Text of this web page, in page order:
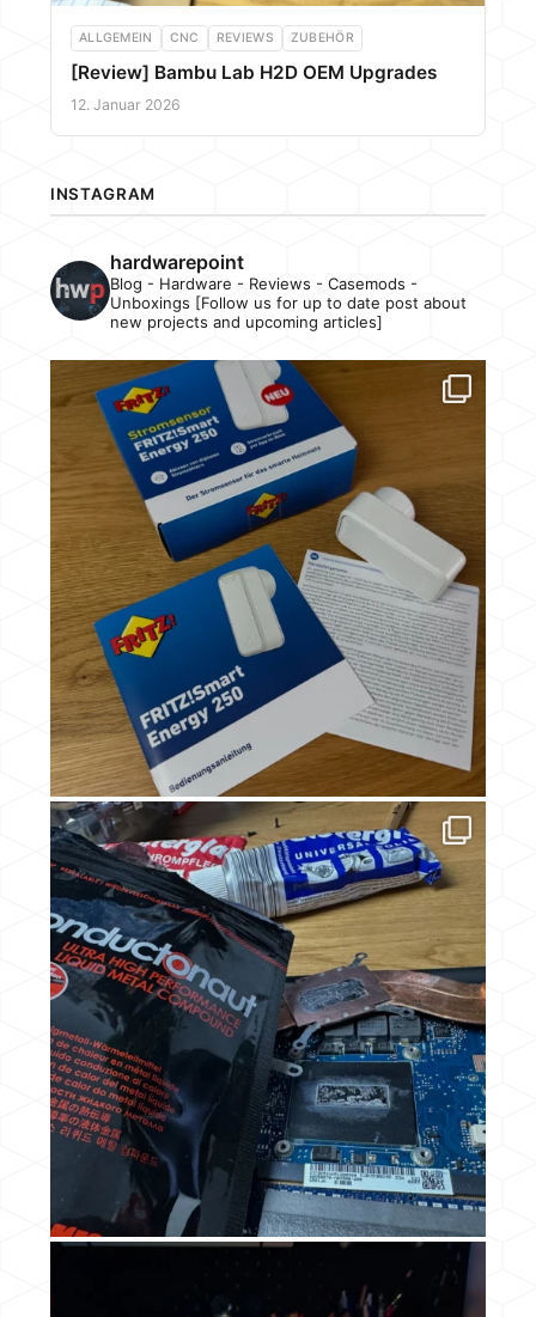
ALLGEMEIN CNC REVIEWS ZUBEHÖR
[Review] Bambu Lab H2D OEM Upgrades
12. Januar 2026
INSTAGRAM
hardwarepoint
Blog - Hardware - Reviews - Casemods -
Unboxings [Follow us for up to date post about
new projects and upcoming articles]